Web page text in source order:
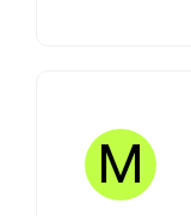
M